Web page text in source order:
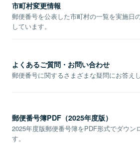
市町村変更情報
郵便番号を公表した市町村の一覧を実施日
しています。
よくあるご質問・お問い合わせ
郵便番号に関するさまざまな疑問にお答えし
郵便番号簿PDF（2025年度版）
2025年度版郵便番号簿をPDF形式でダウン
す。